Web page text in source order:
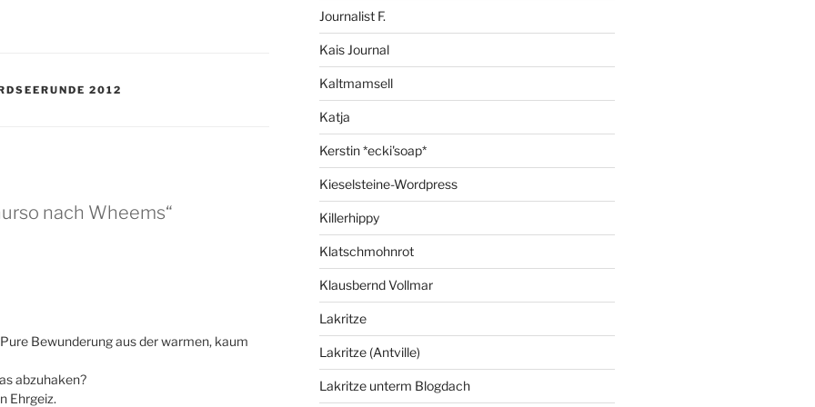
2012
nach Wheems“
Bewunderung aus der warmen, kaum
abzuhaken?
Ehrgeiz.
Journalist F.
Kais Journal
Kaltmamsell
Katja
Kerstin *ecki'soap*
Kieselsteine-Wordpress
Killerhippy
Klatschmohnrot
Klausbernd Vollmar
Lakritze
Lakritze (Antville)
Lakritze unterm Blogdach